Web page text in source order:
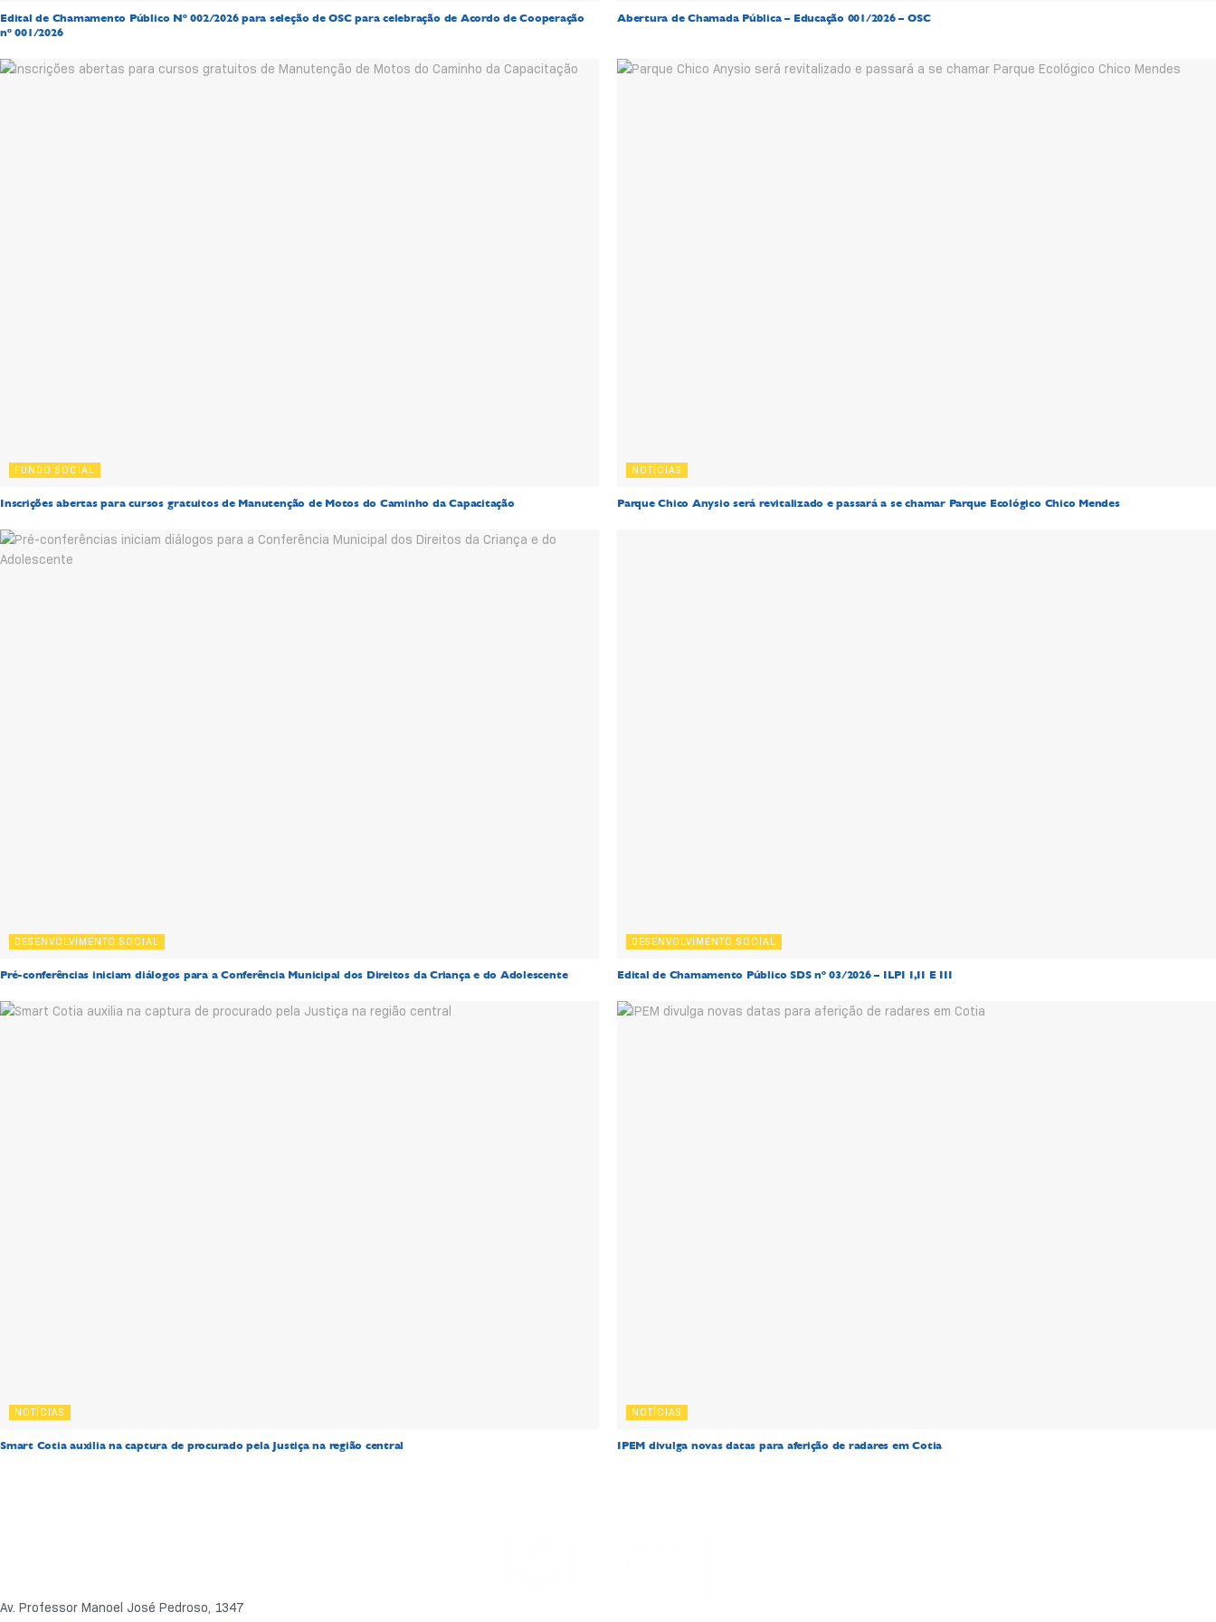
Edital de Chamamento Público Nº 002/2026 para seleção de OSC para celebração de Acordo de Cooperação
nº 001/2026
Abertura de Chamada Pública – Educação 001/2026 – OSC
FUNDO SOCIAL
Inscrições abertas para cursos gratuitos de Manutenção de Motos do Caminho da Capacitação
NOTÍCIAS
Parque Chico Anysio será revitalizado e passará a se chamar Parque Ecológico Chico Mendes
DESENVOLVIMENTO SOCIAL
Pré-conferências iniciam diálogos para a Conferência Municipal dos Direitos da Criança e do Adolescente
DESENVOLVIMENTO SOCIAL
Edital de Chamamento Público SDS nº 03/2026 – ILPI I,II E III
NOTÍCIAS
Smart Cotia auxilia na captura de procurado pela Justiça na região central
NOTÍCIAS
IPEM divulga novas datas para aferição de radares em Cotia
Av. Professor Manoel José Pedroso, 1347